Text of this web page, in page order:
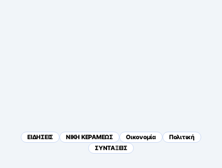
ΕΙΔΗΣΕΙΣ ΝΙΚΗ ΚΕΡΑΜΕΩΣ Οικονομία
Πολιτική
ΣΥΝΤΑΞΕΙΣ